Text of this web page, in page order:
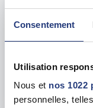
Consentement
Utilisation
Nous et nos 1022
personnelles,
132.00 €
14 Av. des
Voir